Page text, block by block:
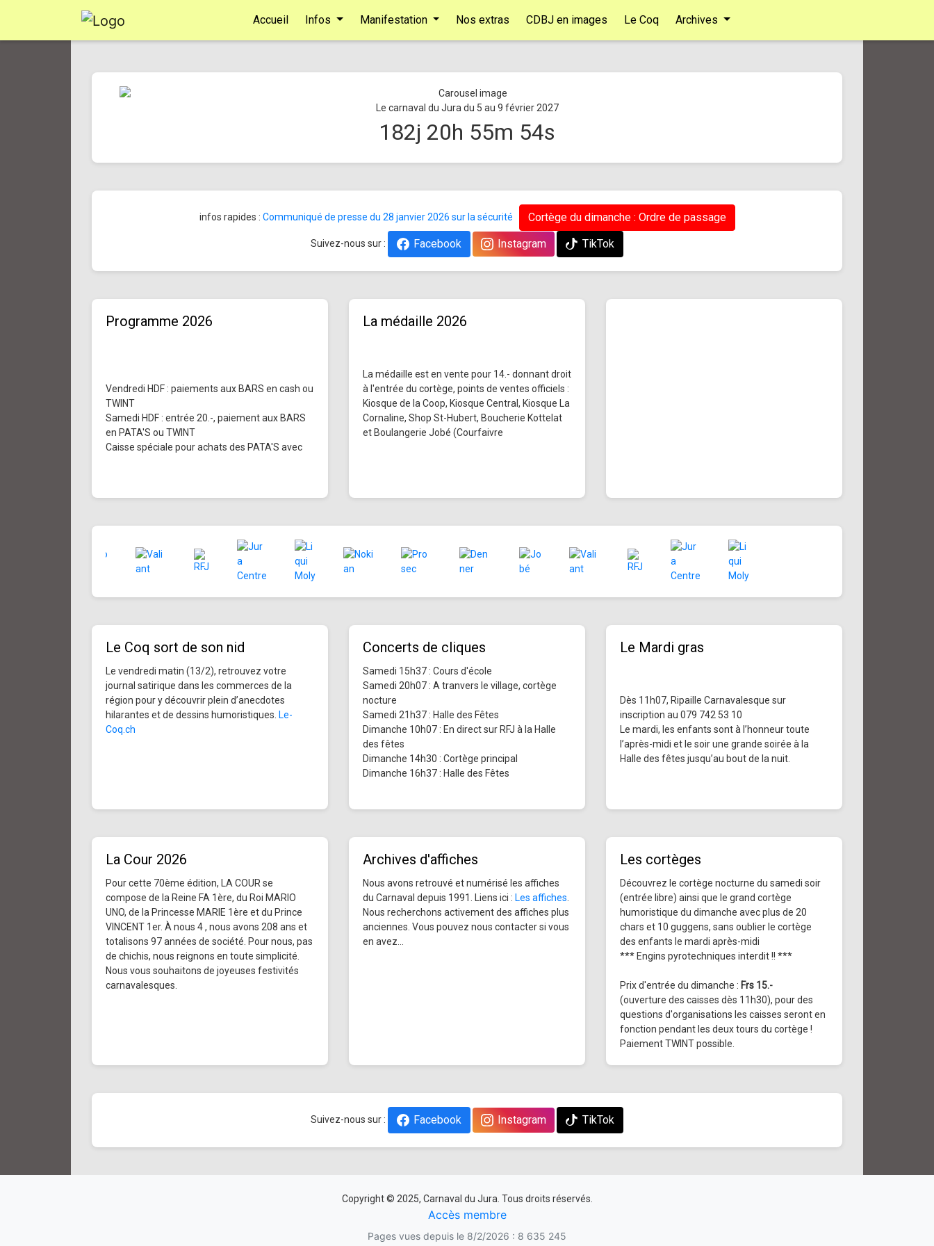
Accueil Infos Manifestation Nos extras CDBJ en images Le Coq Archives
Le carnaval du Jura du 5 au 9 février 2027
182j 20h 55m 53s
infos rapides : Communiqué de presse du 28 janvier 2026 sur la sécurité Cortège du dimanche : Ordre de passage
Suivez-nous sur : Facebook Instagram TikTok
Programme 2026
Vendredi HDF : paiements aux BARS en cash ou
TWINT
Samedi HDF : entrée 20.-, paiement aux BARS
en PATA'S ou TWINT
Caisse spéciale pour achats des PATA'S avec
La médaille 2026
La médaille est en vente pour 14.- donnant droit
à l'entrée du cortège, points de ventes officiels :
Kiosque de la Coop, Kiosque Central, Kiosque La
Cornaline, Shop St-Hubert, Boucherie Kottelat
et Boulangerie Jobé (Courfaivre
Le Coq sort de son nid
Le vendredi matin (13/2), retrouvez votre
journal satirique dans les commerces de la
région pour y découvrir plein d’anecdotes
hilarantes et de dessins humoristiques. Le-
Coq.ch
Concerts de cliques
Samedi 15h37 : Cours d'école
Samedi 20h07 : A tranvers le village, cortège
nocture
Samedi 21h37 : Halle des Fêtes
Dimanche 10h07 : En direct sur RFJ à la Halle
des fêtes
Dimanche 14h30 : Cortège principal
Dimanche 16h37 : Halle des Fêtes
Le Mardi gras
Dès 11h07, Ripaille Carnavalesque sur
inscription au 079 742 53 10
Le mardi, les enfants sont à l’honneur toute
l’après-midi et le soir une grande soirée à la
Halle des fêtes jusqu’au bout de la nuit.
La Cour 2026
Pour cette 70ème édition, LA COUR se
compose de la Reine FA 1ère, du Roi MARIO
UNO, de la Princesse MARIE 1ère et du Prince
VINCENT 1er. À nous 4 , nous avons 208 ans et
totalisons 97 années de société. Pour nous, pas
de chichis, nous reignons en toute simplicité.
Nous vous souhaitons de joyeuses festivités
carnavalesques.
Archives d'affiches
Nous avons retrouvé et numérisé les affiches
du Carnaval depuis 1991. Liens ici : Les affiches
Nous recherchons activement des affiches plus
anciennes. Vous pouvez nous contacter si vous
en avez...
Les cortèges
Découvrez le cortège nocturne du samedi soir
(entrée libre) ainsi que le grand cortège
humoristique du dimanche avec plus de 20
chars et 10 guggens, sans oublier le cortège
des enfants le mardi après-midi
*** Engins pyrotechniques interdit !! ***
Prix d'entrée du dimanche : Frs 15.-
(ouverture des caisses dès 11h30), pour des
questions d'organisations les caisses seront en
fonction pendant les deux tours du cortège !
Paiement TWINT possible.
Suivez-nous sur : Facebook Instagram TikTok
Copyright © 2025, Carnaval du Jura. Tous droits réservés.
Accès membre
Pages vues depuis le 8/2/2026 : 8 635 245